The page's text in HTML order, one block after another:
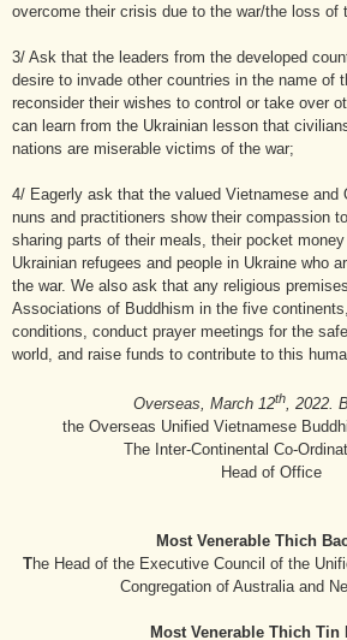
overcome their crisis due to the war/the loss of
3/ Ask that the leaders from the developed
desire to invade other countries in the name of
reconsider their wishes to control or take over
can learn from the Ukrainian lesson that
nations are miserable victims of the war;
4/ Eagerly ask that the valued Vietnamese and
nuns and practitioners show their compassion
sharing parts of their meals, their pocket
Ukrainian refugees and people in Ukraine who
the war. We also ask that any religious
Associations of Buddhism in the five
conditions, conduct prayer meetings for the
world, and raise funds to contribute to this
Overseas, March 12th
, 2022.
the Overseas Unified Vietnamese
The Inter-Continental Co-
Head of Office
Most Venerable Thich
The Head of the Executive Council of the
Congregation of Australia and
Most Venerable Thich Tin